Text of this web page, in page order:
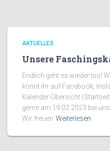
AKTUELLES
Unsere
Endlich geht es wieder los!
könnt ihr auf Facebook,
Kalender-Übersicht
gerne am 19.02.2023 bei
Wir freuen Weiterlesen